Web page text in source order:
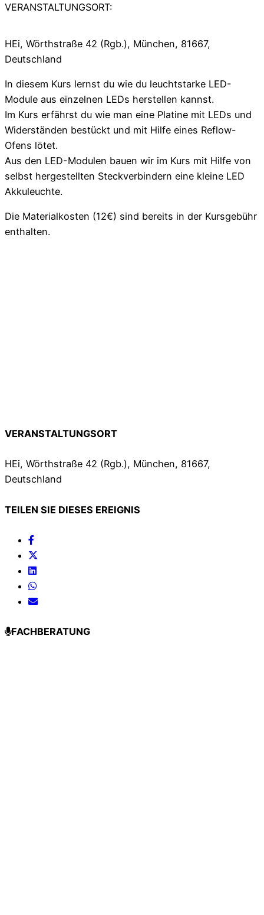
VERANSTALTUNGSORT:
HEi, Wörthstraße 42 (Rgb.), München, 81667,
Deutschland
In diesem Kurs lernst du wie du leuchtstarke LED-
Module aus einzelnen LEDs herstellen kannst.
Im Kurs erfährst du wie man eine Platine mit LEDs und
Widerständen bestückt und mit Hilfe eines Reflow-
Ofens lötet.
Aus den LED-Modulen bauen wir im Kurs mit Hilfe von
selbst hergestellten Steckverbindern eine kleine LED
Akkuleuchte.
Die Materialkosten (12€) sind bereits in der Kursgebühr
enthalten.
VERANSTALTUNGSORT
HEi, Wörthstraße 42 (Rgb.), München, 81667,
Deutschland
TEILEN SIE DIESES EREIGNIS
FACHBERATUNG